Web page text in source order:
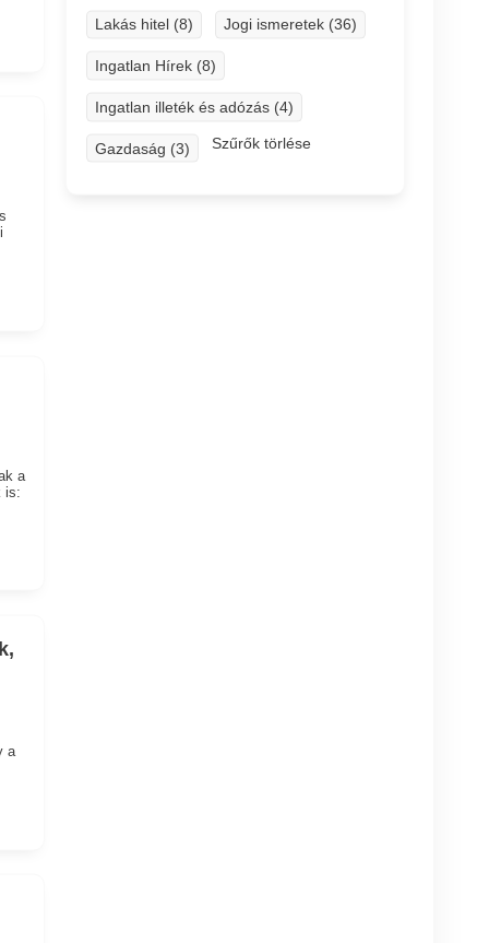
a
is:
a
Lakás hitel (8) Jogi ismeretek (36)
Ingatlan Hírek (8)
Ingatlan illeték és adózás (4)
Gazdaság (3) Szűrők törlése